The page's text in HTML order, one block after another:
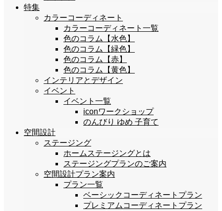
特集
カラーコーディネート
カラーコーディネート一覧
色のコラム【水色】
色のコラム【緑色】
色のコラム【赤】
色のコラム【黄色】
インテリアとデザイン
イベント
イベント一覧
iconワークショップ
のんびり ゆめ 子育て
空間設計
ステージング
ホームステージングとは
ステージングプランのご案内
空間設計プラン案内
プラン一覧
ベーシックコーディネートプラン
プレミアムコーディネートプラン